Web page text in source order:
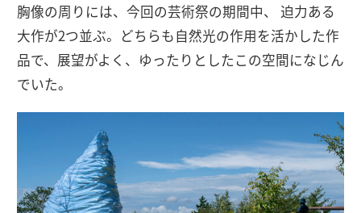
胸像の周りには、今回の芸術祭の期間中、 迫力ある
大作が2つ並ぶ。どちらも自然光の作用を活かした作
品で、展望がよく、ゆったりとしたこの空間になじん
でいた。